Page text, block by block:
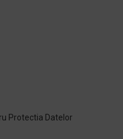
Protectia Datelor